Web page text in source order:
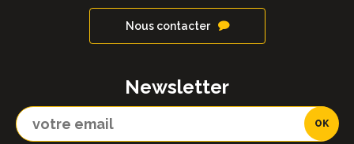
Nous contacter
Newsletter